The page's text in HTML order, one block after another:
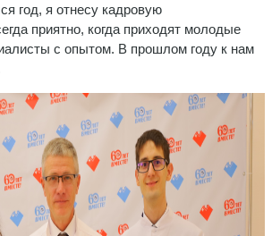
год, я отнесу кадровую
приятно, когда приходят молодые
с опытом. В прошлом году к нам